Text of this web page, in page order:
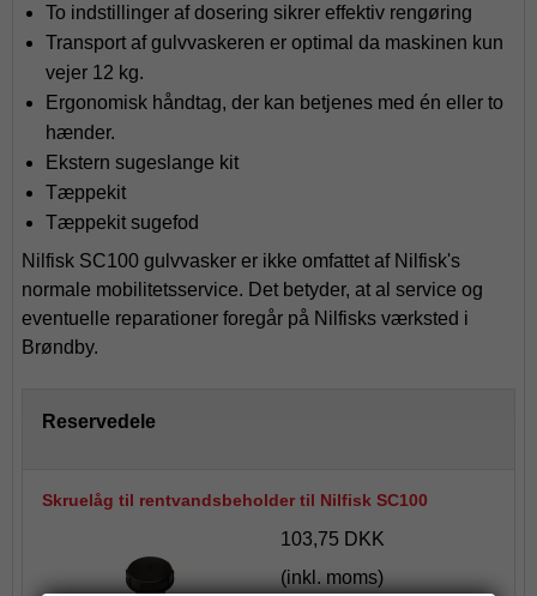
To indstillinger af dosering sikrer effektiv rengøring
Transport af gulvvaskeren er optimal da maskinen kun
vejer 12 kg.
Ergonomisk håndtag, der kan betjenes med én eller to
hænder.
Ekstern sugeslange kit
Tæppekit
Tæppekit sugefod
Nilfisk SC100 gulvvasker er ikke omfattet af Nilfisk's
normale mobilitetsservice. Det betyder, at al service og
eventuelle reparationer foregår på Nilfisks værksted i
Brøndby.
Reservedele
Skruelåg til rentvandsbeholder til Nilfisk SC100
103,75 DKK
(inkl. moms)